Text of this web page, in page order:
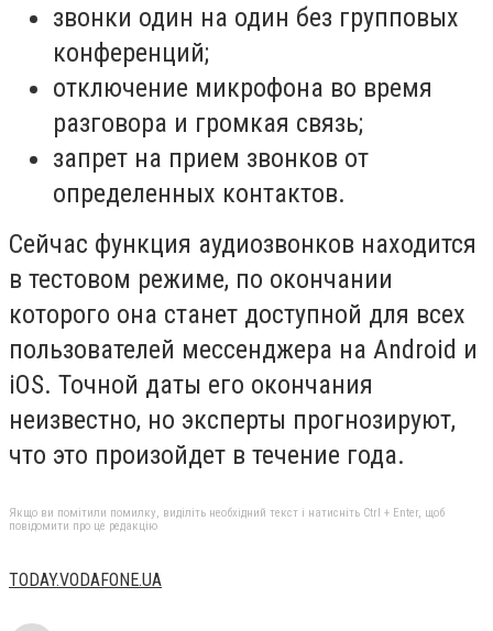
звонки один на один без групповых
конференций;
отключение микрофона во время
разговора и громкая связь;
запрет на прием звонков от
определенных контактов.
Сейчас функция аудиозвонков находится
в тестовом режиме, по окончании
которого она станет доступной для всех
пользователей мессенджера на Android и
iOS. Точной даты его окончания
неизвестно, но эксперты прогнозируют,
что это произойдет в течение года.
Якщо ви помітили помилку, виділіть необхідний текст і натисніть Ctrl + Enter, щоб
повідомити про це редакцію
TODAY.VODAFONE.UA